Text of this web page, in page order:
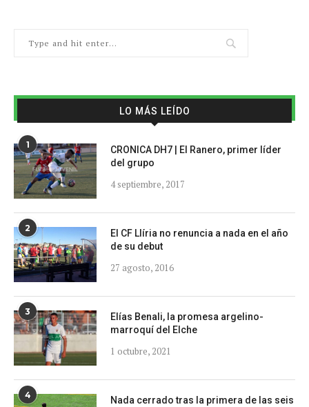
LO MÁS LEÍDO
1
CRONICA DH7 | El Ranero, primer líder
del grupo
4 septiembre, 2017
2
El CF Llíria no renuncia a nada en el año
de su debut
27 agosto, 2016
3
Elías Benali, la promesa argelino-
marroquí del Elche
1 octubre, 2021
4
Nada cerrado tras la primera de las seis